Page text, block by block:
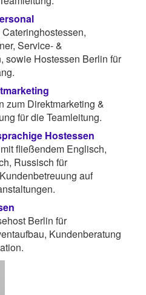
Service- &
sowie Hostessen Berlin für
zum Direktmarketing &
für die Teamleitung.
Hostessen
fließendem Englisch,
Russisch für
auf
Berlin für
Kundenberatung